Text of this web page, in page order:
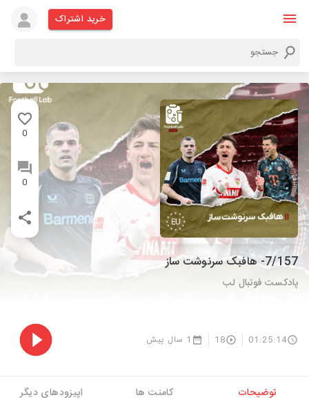
خرید اشتراک
0
0
7/157- هافبک سرنوشت ساز
پادکست فوتبال لب
01:25:14
18 1 سال پیش
توضیحات کامنت ها اپیزودهای دیگر